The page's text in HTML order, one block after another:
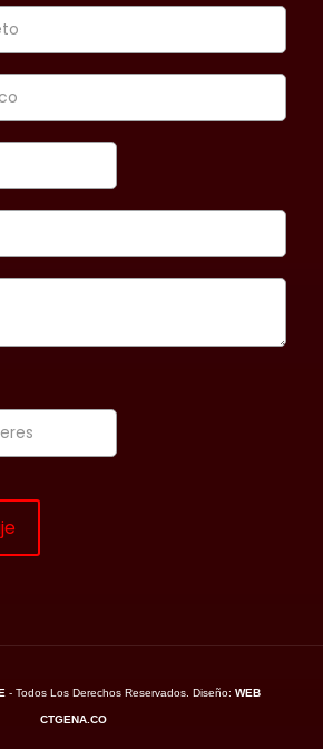
- Todos Los Derechos Reservados. Diseño: WEB
CTGENA.CO